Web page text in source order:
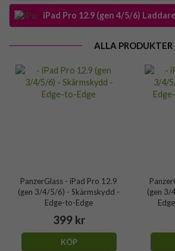
iPad Pro 12.9 (gen 4/5/6)
ALLA PRODUKTER
PanzerGlass - iPad Pro 12.9
(gen 3/4/5/6) - Skärmskydd -
Edge-to-Edge
399 kr
KÖP
(gen 3/